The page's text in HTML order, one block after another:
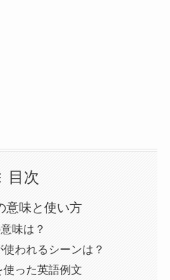
目次
意味と使い方
味は？
われるシーンは？
使った英語例文